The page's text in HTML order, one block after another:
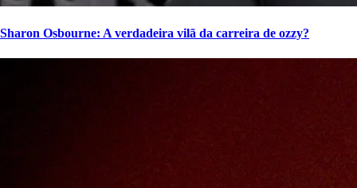
Sharon Osbourne: A verdadeira vilã da carreira de ozzy?